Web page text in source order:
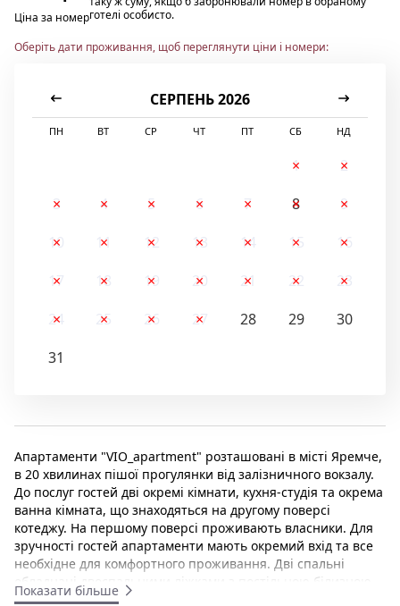
Ціна за номерготелі особисто.
Оберіть дати проживання, щоб переглянути ціни і номери:
СЕРПЕНЬ 2026
ПН ВТ СР ЧТ ПТ СБ НД
1
2
3
4 5 6 7 8
9
10
11 12 13 14 15
16
17
18 19 20 21 22
23
24
25 26 27 28 29
30
31
Апартаменти "VIO_apartment" розташовані в місті Яремче,
в 20 хвилинах пішої прогулянки від залізничного вокзалу.
До послуг гостей дві окремі кімнати, кухня-студія та окрема
ванна кімната, що знаходяться на другому поверсі
котеджу. На першому поверсі проживають власники. Для
зручності гостей апартаменти мають окремий вхід та все
необхідне для комфортного проживання. Дві спальні
обладнані двоспальними ліжками з постільною білизною,
телевізором з плоским екраном, приліжковими тумбами. В
Показати більше